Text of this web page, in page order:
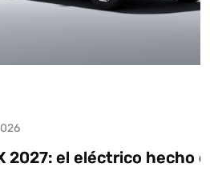
eléctrico hecho en